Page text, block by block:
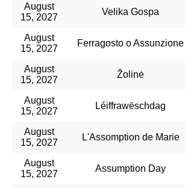
August
15, 2027
Velika Gospa
August
15, 2027
Ferragosto o Assunzione
August
15, 2027
Žolinė
August
15, 2027
Léiffrawëschdag
August
15, 2027
L'Assomption de Marie
August
15, 2027
Assumption Day